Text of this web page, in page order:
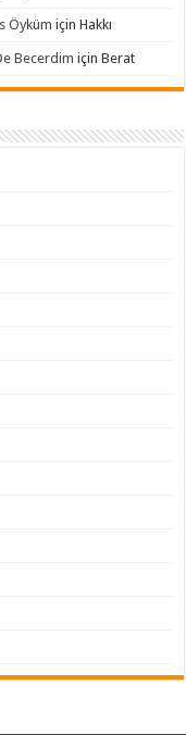
Öyküm içinHakkı
Becerdim içinBerat